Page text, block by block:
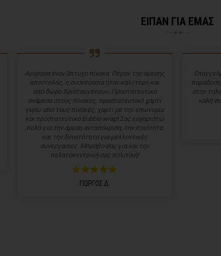
ΕΙΠΑΝ ΓΙΑ ΕΜΑΣ
Αγόρασα έναν 3πτυχο πίνακα. Πέραν της άμεσης
αποστολής, η συσκευασία ήταν καλύτερη και
από δώρο Χριστουγέννων. Προστατευτικό
ανάμεσα στους πίνακες, προστατευτικό χαρτί
γύρω από τους πίνακες, χαρτί με την επωνυμία
και προστατευτικό bubble wrap! Σας ευχαριστώ
πολύ για την άμεση ανταπόκριση, την ποιότητα
και την δυνατότητα για μελλοντικές
συνεργασίες. Μπράβο σας για και την
πελατοκεντρική σας πολιτική!
ΓΙΩΡΓΟΣ Δ.
στην
καλή